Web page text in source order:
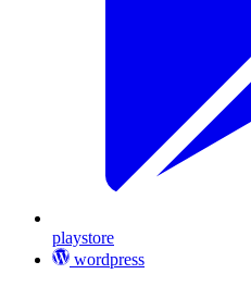
playstore
wordpress